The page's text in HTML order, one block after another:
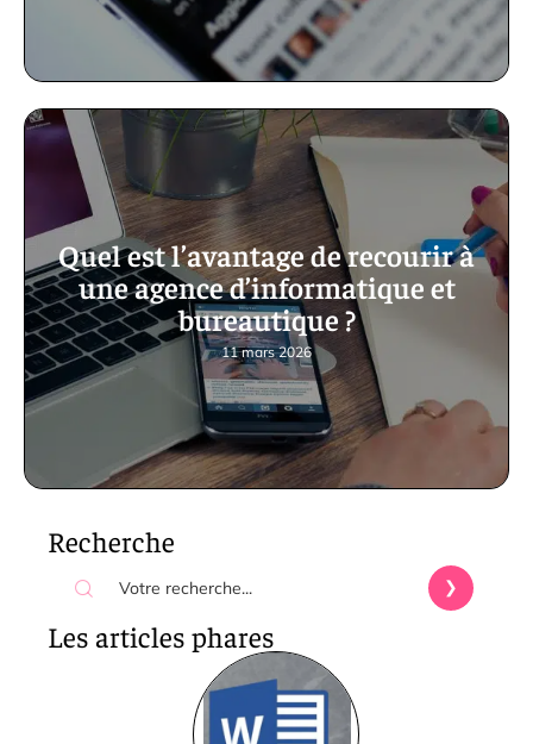
Quel est l’avantage de recourir à
une agence d’informatique et
bureautique ?
11 mars 2026
Recherche
Les articles phares